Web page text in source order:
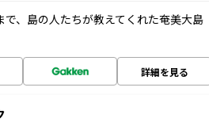
、島の人たちが教えてくれた奄美大島
詳細を見る